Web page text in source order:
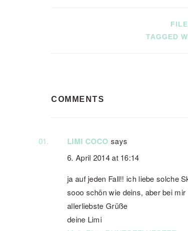
TAGGED
INTERACTIONS
COMMENTS
LIMI COCO says
6. April 2014 at 16:14
ja auf jeden Fall!! ich liebe solche
sooo schön wie deins, aber bei
allerliebste Grüße
deine Limi